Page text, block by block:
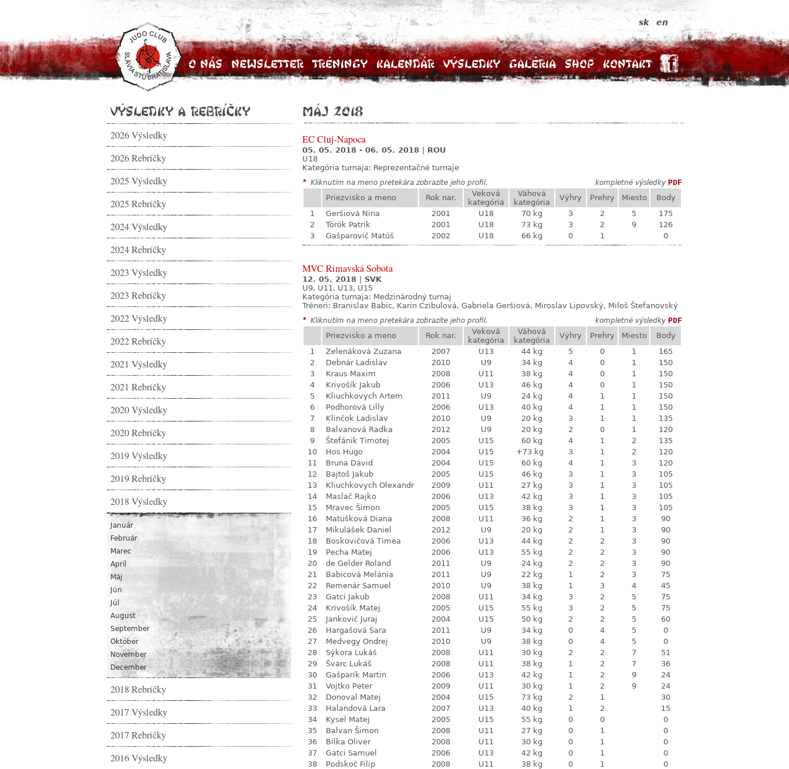
O nás Newsletter Tréningy Kalendár Výsledky Galéria Shop Kontakt
sk en
Výsledky a rebríčky
2026 Výsledky
2026 Rebríčky
2025 Výsledky
2025 Rebríčky
2024 Výsledky
2024 Rebríčky
2023 Výsledky
2023 Rebríčky
2022 Výsledky
2022 Rebríčky
2021 Výsledky
2021 Rebríčky
2020 Výsledky
2020 Rebríčky
2019 Výsledky
2019 Rebríčky
2018 Výsledky
Január
Február
Marec
Apríl
Máj
Jún
Júl
August
September
Október
November
December
2018 Rebríčky
2017 Výsledky
2017 Rebríčky
2016 Výsledky
máj 2018
EC Cluj-Napoca
05. 05. 2018 - 06. 05. 2018
ROU
U18
Kategória turnaja: Reprezentačné turnaje
* Kliknutím na meno pretekára zobrazíte jeho profil. kompletné výsledky PDF
Priezvisko a meno
Rok nar.
Veková
kategória
Váhová
kategória
Výhry Prehry Miesto
Body
1
Geršiová Nina 2001 U18 70 kg 3 2 5
175
2
Török Patrik 2001 U18 73 kg 3 2 9
126
3
Gašparovič Matúš 2002 U18 66 kg 0 1 0
MVC Rimavská Sobota
12. 05. 2018
SVK
U9, U11, U13, U15
Kategória turnaja: Medzinárodný turnaj
Tréneri: Branislav Babic, Karin Czibulová, Gabriela Geršiová, Miroslav Lipovský, Miloš Štefanovský
* Kliknutím na meno pretekára zobrazíte jeho profil. kompletné výsledky PDF
Priezvisko a meno
Rok nar.
Veková
kategória
Váhová
kategória
Výhry Prehry Miesto
Body
1
Zelenáková Zuzana 2007 U13 44 kg 5 0 1
165
2
Debnár Ladislav 2010 U9 34 kg 4 0 1
150
3
Kraus Maxim 2008 U11 38 kg 4 0 1
150
4
Krivošík Jakub 2006 U13 46 kg 4 0 1
150
5
Kliuchkovych Artem 2011 U9 24 kg 4 1 1
150
6
Podhorová Lilly 2006 U13 40 kg 4 1 1
150
7
Klinčok Ladislav 2010 U9 20 kg 3 1 1
135
8
Balvanová Radka 2012 U9 20 kg 2 0 1
120
9
Štefánik Timotej 2005 U15 60 kg 4 1 2
135
10
Hos Hugo 2004 U15 +73 kg 3 1 2
120
11
Bruna Dávid 2004 U15 60 kg 4 1 3
120
12
Bajtoš Jakub 2005 U15 46 kg 3 1 3
105
13
Kliuchkovych Olexandr 2009 U11 27 kg 3 1 3
105
14
Maslač Rajko 2006 U13 42 kg 3 1 3
105
15
Mravec Šimon 2005 U15 38 kg 3 1 3
105
16
Matušková Diana 2008 U11 36 kg 2 1 3
90
17
Mikulášek Daniel 2012 U9 20 kg 2 1 3
90
18
Boskovičová Timea 2006 U13 44 kg 2 2 3
90
19
Pecha Matej 2006 U13 55 kg 2 2 3
90
20
de Gelder Roland 2011 U9 24 kg 2 2 3
90
21
Babicová Melánia 2011 U9 22 kg 1 2 3
75
22
Remenár Samuel 2010 U9 38 kg 1 3 4
45
23
Gatci Jakub 2008 U11 34 kg 3 2 5
75
24
Krivošík Matej 2005 U15 55 kg 3 2 5
75
25
Jankovič Juraj 2004 U15 50 kg 2 2 5
60
26
Hargašová Sara 2011 U9 34 kg 0 4 5
0
27
Medvegy Ondrej 2010 U9 38 kg 0 4 5
0
28
Sýkora Lukáš 2008 U11 30 kg 2 2 7
51
29
Švarc Lukáš 2008 U11 38 kg 1 2 7
36
30
Gašparík Martin 2006 U13 42 kg 1 2 9
24
31
Vojtko Peter 2009 U11 30 kg 1 2 9
24
32
Donoval Matej 2004 U15 73 kg 2 1
30
33
Halandová Lara 2007 U13 40 kg 1 2
15
34
Kysel Matej 2005 U15 55 kg 0 0
0
35
Balvan Šimon 2008 U11 27 kg 0 1
0
36
Bilka Oliver 2008 U11 30 kg 0 1
0
37
Gatci Samuel 2006 U13 42 kg 0 1
0
38
Podskoč Filip 2008 U11 38 kg 0 1
0